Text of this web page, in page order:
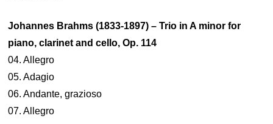
Johannes Brahms (1833-1897) – Trio in A minor for
piano, clarinet and cello, Op. 114
04. Allegro
05. Adagio
06. Andante, grazioso
07. Allegro